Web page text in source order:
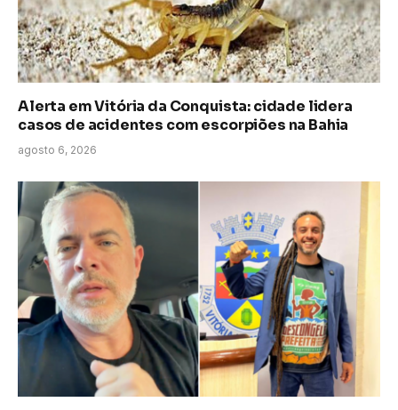
Alerta em Vitória da Conquista: cidade lidera
casos de acidentes com escorpiões na Bahia
agosto 6, 2026